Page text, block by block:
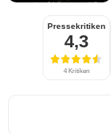
Pressekritiken
4,3
4 Kritiken